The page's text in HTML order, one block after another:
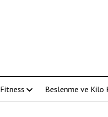
Fitness Beslenme ve Kilo